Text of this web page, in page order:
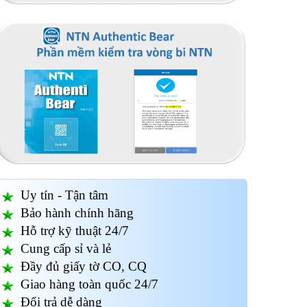
Uy tín - Tận tâm
Bảo hành chính hãng
Hỗ trợ kỹ thuật 24/7
Cung cấp sỉ và lẻ
Đầy đủ giấy tờ CO, CQ
Giao hàng toàn quốc 24/7
Đổi trả dễ dàng